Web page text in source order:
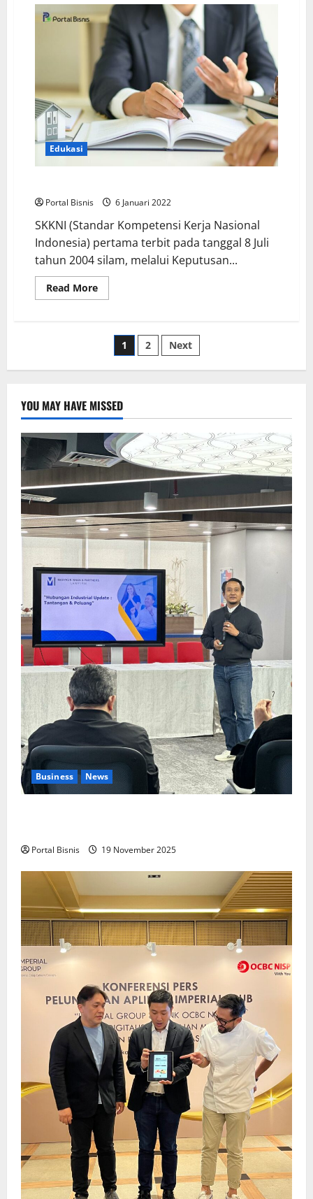
Edukasi
Portal Bisnis 6 Januari 2022
SKKNI (Standar Kompetensi Kerja Nasional
Indonesia) pertama terbit pada tanggal 8 Juli
tahun 2004 silam, melalui Keputusan...
Read More
1 2 Next
YOU MAY HAVE MISSED
Business News
Portal Bisnis 19 November 2025